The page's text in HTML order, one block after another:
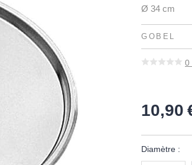
Ø 34 cm
GOBEL
0
10,90
Diamètre :